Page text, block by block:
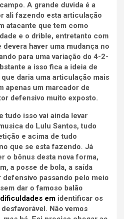
A grande duvida é a
ali fazendo esta articulação
atacante que tem como
e o drible, entretanto com
haver uma mudança no
para uma variação do 4-2-
a isso fica a ideia de
daria uma articulação mais
apenas um marcador de
defensivo muito exposto.
tudo isso vai ainda levar
do Lulu Santos, tudo
e acima de tudo
que se esta fazendo. Já
o bônus desta nova forma,
a posse de bola, a saída
passando pelo meio
dar o famoso balão
dificuldades em identificar os
Não vemos